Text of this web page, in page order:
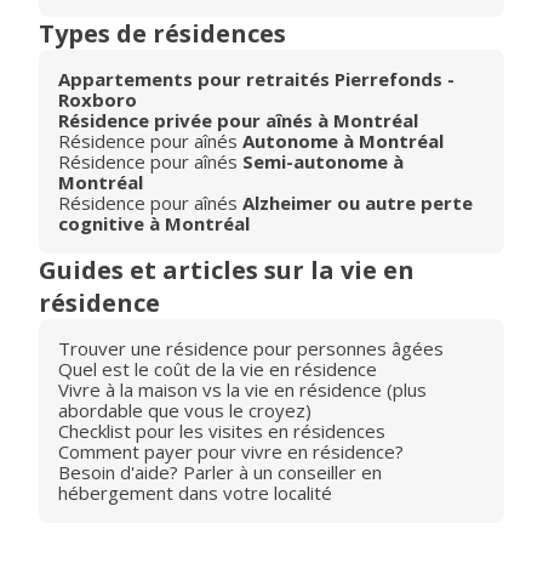
Types de résidences
Appartements pour retraités Pierrefonds -
Roxboro
Résidence privée pour aînés à Montréal
Résidence pour aînés Autonome à Montréal
Résidence pour aînés Semi-autonome à
Montréal
Résidence pour aînés Alzheimer ou autre perte
cognitive à Montréal
Guides et articles sur la vie en
résidence
Trouver une résidence pour personnes âgées
Quel est le coût de la vie en résidence
Vivre à la maison vs la vie en résidence (plus
abordable que vous le croyez)
Checklist pour les visites en résidences
Comment payer pour vivre en résidence?
Besoin d'aide? Parler à un conseiller en
hébergement dans votre localité